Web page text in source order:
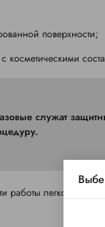
поверхности;
косметическими
работы легко, отдав